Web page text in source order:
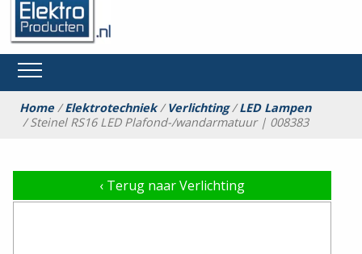
Home/Elektrotechniek/Verlichting/LED Lampen
/ Steinel RS16 LED Plafond-/wandarmatuur | 008383
‹ Terug naar Verlichting